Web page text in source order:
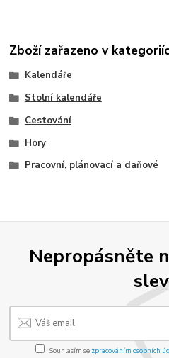
Zboží zařazeno v
Kalendáře
Stolní kalendáře
Cestování
Hory
Pracovní, plánovací a daňové
Nepropásněte
Souhlasím se zpracováním osobních